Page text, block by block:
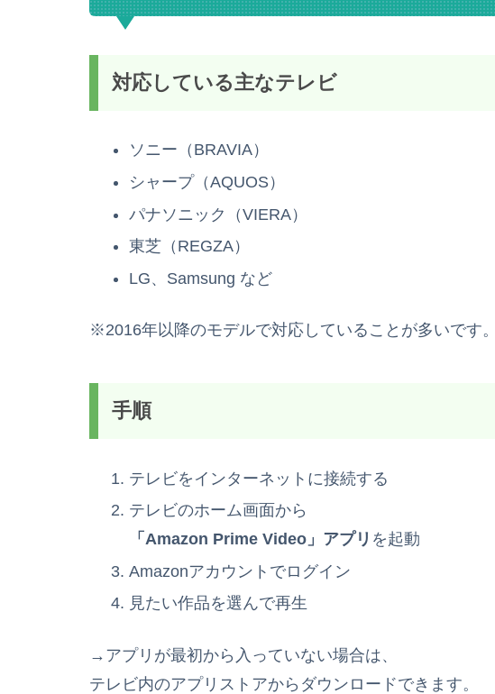
対応している主なテレビ
ソニー（BRAVIA）
シャープ（AQUOS）
パナソニック（VIERA）
東芝（REGZA）
LG、Samsung など
※2016年以降のモデルで対応していることが多いです。
手順
テレビをインターネットに接続する
テレビのホーム画面から
「Amazon Prime Video」アプリ を起動
Amazonアカウントでログイン
見たい作品を選んで再生
→アプリが最初から入っていない場合は、
テレビ内のアプリストアからダウンロードできます。